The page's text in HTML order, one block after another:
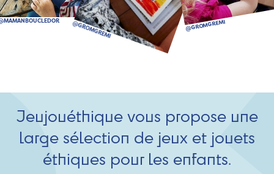
Jeujouéthique vous propose une
large sélection de jeux et jouets
éthiques pour les enfants.